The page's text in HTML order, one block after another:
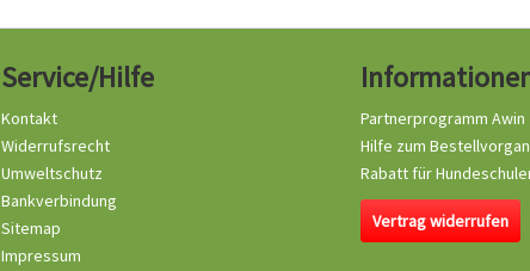
Service/Hilfe
Kontakt
Widerrufsrecht
Umweltschutz
Bankverbindung
Sitemap
Impressum
Partnerprogramm Awin
Hilfe zum
Rabatt für
Vertrag widerrufen